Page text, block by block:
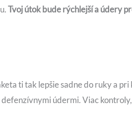
Tvoj útok bude rýchlejší a údery
ti tak lepšie sadne do ruky a pri
údermi. Viac